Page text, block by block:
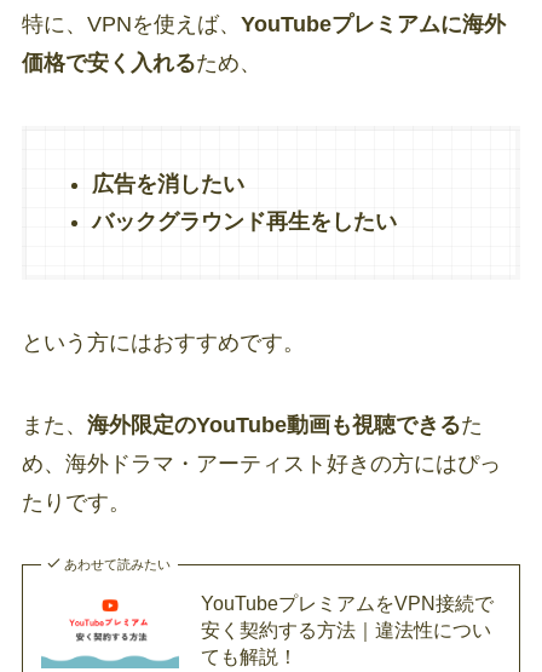
特に、VPNを使えば、 YouTubeプレミアムに海外
価格で安く入れるため、
広告を消したい
バックグラウンド再生をしたい
という方にはおすすめです。
また、 海外限定のYouTube動画も視聴できるた
め、海外ドラマ・アーティスト好きの方にはぴっ
たりです。
あわせて読みたい
YouTubeプレミアムをVPN接続で
安く契約する方法｜違法性につい
ても解説！